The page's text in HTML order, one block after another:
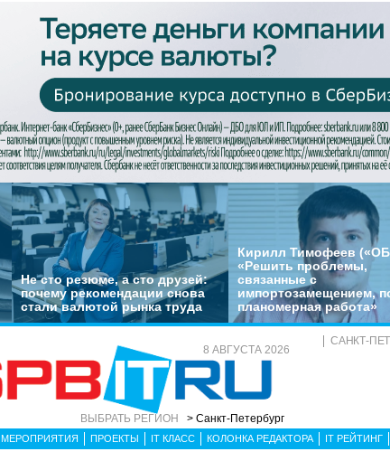
Не сто резюме, а сто друзей:
почему рекомендации снова
стали валютой рынка труда
Кирилл Тимофеев
«Решить проблемы,
связанные с
импортозамещением,
планомерная работа»
8 АВГУСТА 2026
ВЫБРАТЬ РЕГИОН > Санкт-Петербург
САНКТ-
МЕРОПРИЯТИЯ ПРОЕКТЫ IT КЛАСС КОЛОНКА РЕДАКТОРА IT РЕЙТИНГ